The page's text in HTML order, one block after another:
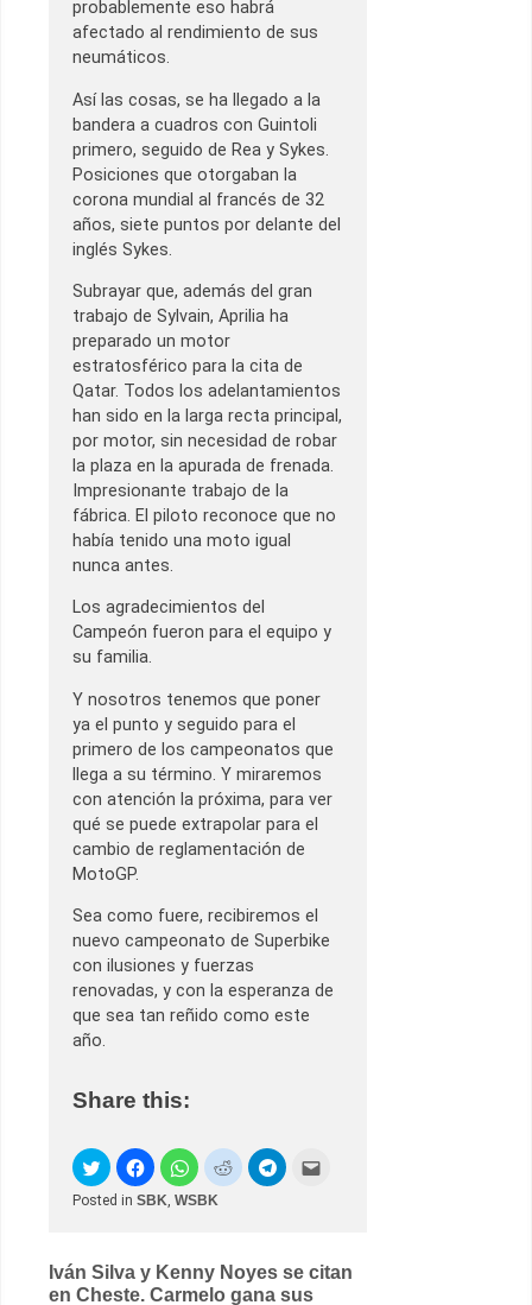
probablemente eso habrá
afectado al rendimiento de sus
neumáticos.
Así las cosas, se ha llegado a la
bandera a cuadros con Guintoli
primero, seguido de Rea y Sykes.
Posiciones que otorgaban la
corona mundial al francés de 32
años, siete puntos por delante del
inglés Sykes.
Subrayar que, además del gran
trabajo de Sylvain, Aprilia ha
preparado un motor
estratosférico para la cita de
Qatar. Todos los adelantamientos
han sido en la larga recta principal,
por motor, sin necesidad de robar
la plaza en la apurada de frenada.
Impresionante trabajo de la
fábrica. El piloto reconoce que no
había tenido una moto igual
nunca antes.
Los agradecimientos del
Campeón fueron para el equipo y
su familia.
Y nosotros tenemos que poner
ya el punto y seguido para el
primero de los campeonatos que
llega a su término. Y miraremos
con atención la próxima, para ver
qué se puede extrapolar para el
cambio de reglamentación de
MotoGP.
Sea como fuere, recibiremos el
nuevo campeonato de Superbike
con ilusiones y fuerzas
renovadas, y con la esperanza de
que sea tan reñido como este
año.
Share this:
Posted in SBK WSBK
Post
Iván Silva y Kenny Noyes se citan
en Cheste. Carmelo gana sus